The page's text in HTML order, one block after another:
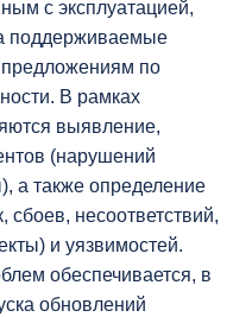
с эксплуатацией,
поддерживаемые
предложениям по
В рамках
выявление,
(нарушений
а также определение
несоответствий,
и уязвимостей.
обеспечивается, в
обновлений